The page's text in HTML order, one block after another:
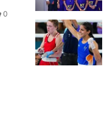
0